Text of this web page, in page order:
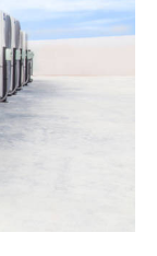
الشهداء
الشمالية